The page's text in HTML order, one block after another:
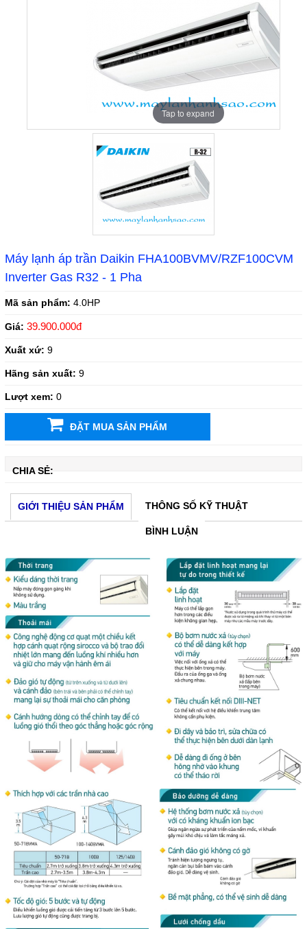
Tap to expand
Máy lạnh áp trần Daikin FHA100BVMV/RZF100CVM
Inverter Gas R32 - 1 Pha
Mã sản phẩm: 4.0HP
Giá: 39.900.000đ
Xuất xứ: 9
Hãng sản xuất: 9
Lượt xem: 0
ĐẶT MUA SẢN PHẨM
CHIA SẺ:
GIỚI THIỆU SẢN PHẨM THÔNG SỐ KỸ THUẬT
BÌNH LUẬN